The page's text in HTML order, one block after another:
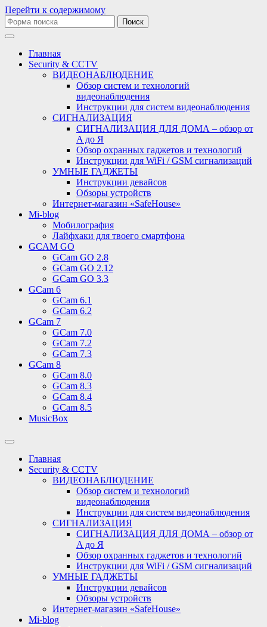
Перейти к содержимому
Поиск:
Главная
Security & CCTV
ВИДЕОНАБЛЮДЕНИЕ
Обзор систем и технологий
видеонаблюдения
Инструкции для систем видеонаблюдения
СИГНАЛИЗАЦИЯ
СИГНАЛИЗАЦИЯ ДЛЯ ДОМА – обзор от
A до Я
Обзор охранных гаджетов и технологий
Инструкции для WiFi / GSM сигнализаций
УМНЫЕ ГАДЖЕТЫ
Инструкции девайсов
Обзоры устройств
Интернет-магазин «SafeHouse»
Mi-blog
Мобилография
Лайфхаки для твоего смартфона
GCAM GO
GCam GO 2.8
GCam GO 2.12
GCam GO 3.3
GCam 6
GCam 6.1
GCam 6.2
GCam 7
GCam 7.0
GCam 7.2
GCam 7.3
GCam 8
GCam 8.0
GCam 8.3
GCam 8.4
GCam 8.5
MusicBox
Переключить
поискаГлавная
Security & CCTV
ВИДЕОНАБЛЮДЕНИЕ
Обзор систем и технологий
видеонаблюдения
Инструкции для систем видеонаблюдения
СИГНАЛИЗАЦИЯ
СИГНАЛИЗАЦИЯ ДЛЯ ДОМА – обзор от
A до Я
Обзор охранных гаджетов и технологий
Инструкции для WiFi / GSM сигнализаций
УМНЫЕ ГАДЖЕТЫ
Инструкции девайсов
Обзоры устройств
Интернет-магазин «SafeHouse»
Mi-blog